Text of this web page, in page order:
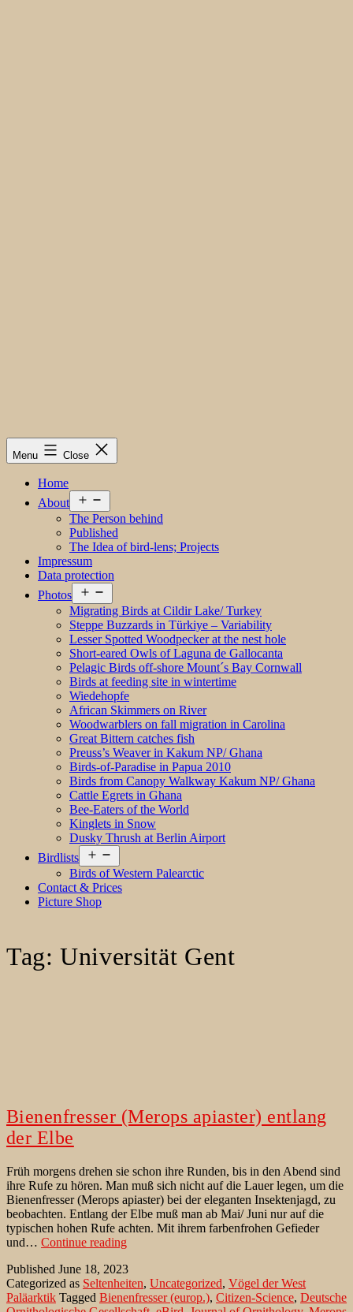
Menu Close
Home
About
menu
The Person behind
Published
The Idea of bird-lens; Projects
Impressum
Data protection
Photos
menu
Migrating Birds at Cildir Lake/ Turkey
Steppe Buzzards in Türkiye – Variability
Lesser Spotted Woodpecker at the nest hole
Short-eared Owls of Laguna de Gallocanta
Pelagic Birds off-shore Mount´s Bay Cornwall
Birds at feeding site in wintertime
Wiedehopfe
African Skimmers on River
Woodwarblers on fall migration in Carolina
Great Bittern catches fish
Preuss’s Weaver in Kakum NP/ Ghana
Birds-of-Paradise in Papua 2010
Birds from Canopy Walkway Kakum NP/ Ghana
Cattle Egrets in Ghana
Bee-Eaters of the World
Kinglets in Snow
Dusky Thrush at Berlin Airport
Birdlists
menu
Birds of Western Palearctic
Contact & Prices
Picture Shop
Tag:Universität Gent
Bienenfresser (Merops apiaster) entlang
der Elbe
Früh morgens drehen sie schon ihre Runden, bis in den Abend sind
ihre Rufe zu hören. Man muß sich nicht auf die Lauer legen, um die
Bienenfresser (Merops apiaster) bei der eleganten Insektenjagd, zu
beobachten. Entlang der Elbe muß man ab Mai/ Juni nur auf die
typischen hohen Rufe achten. Mit ihrem farbenfrohen Gefieder
und… Continue readingBienenfresser
apiaster)
entlang
der
Published June 18, 2023
Categorized as Seltenheiten, Uncategorized, Vögel der West
Paläarktik Tagged Bienenfresser (europ.), Citizen-Science, Deutsche